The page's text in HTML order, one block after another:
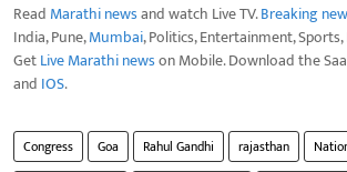
Read Marathi newsand watch Live TV.Breaking
India, Pune,Mumbai, Politics, Entertainment,
GetLive Marathi newson Mobile. Download the
and IOS.
Congress Goa Rahul Gandhi rajasthan